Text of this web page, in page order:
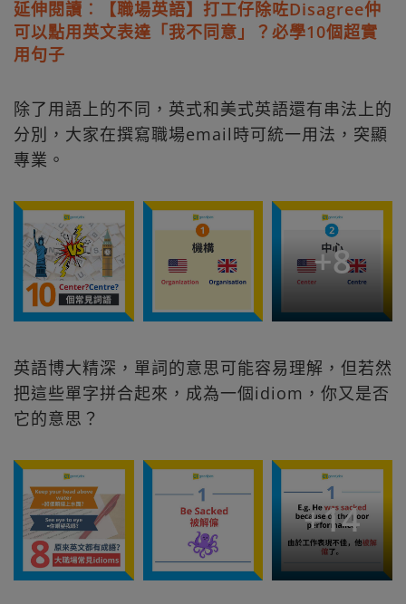
延伸閱讀︰【職場英語】打工仔除咗Disagree仲
可以點用英文表達「我不同意」？必學10個超實
用句子
除了用語上的不同，英式和美式英語還有串法上的
分別，大家在撰寫職場email時可統一用法，突顯
專業。
+8
英語博大精深，單詞的意思可能容易理解，但若然
把這些單字拼合起來，成為一個idiom，你又是否
它的意思？
+14